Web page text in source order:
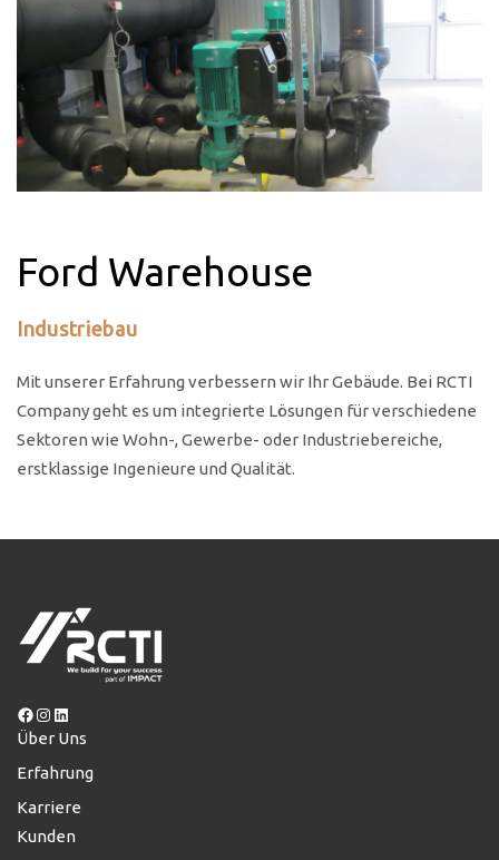
Ford Warehouse
Industriebau
Mit unserer Erfahrung verbessern wir Ihr Gebäude. Bei RCTI
Company geht es um integrierte Lösungen für verschiedene
Sektoren wie Wohn-, Gewerbe- oder Industriebereiche,
erstklassige Ingenieure und Qualität.
Facebook Instagram LinkedIn
Über Uns
Erfahrung
Karriere
Kunden